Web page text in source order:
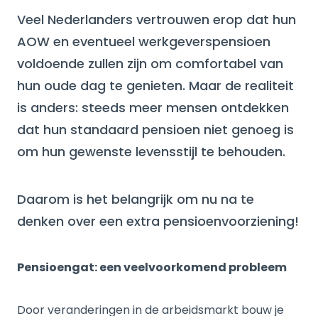
Veel Nederlanders vertrouwen erop dat hun
AOW en eventueel werkgeverspensioen
voldoende zullen zijn om comfortabel van
hun oude dag te genieten. Maar de realiteit
is anders: steeds meer mensen ontdekken
dat hun standaard pensioen niet genoeg is
om hun gewenste levensstijl te behouden.
Daarom is het belangrijk om nu na te
denken over een extra pensioenvoorziening!
Pensioengat: een veelvoorkomend probleem
Door veranderingen in de arbeidsmarkt bouw je